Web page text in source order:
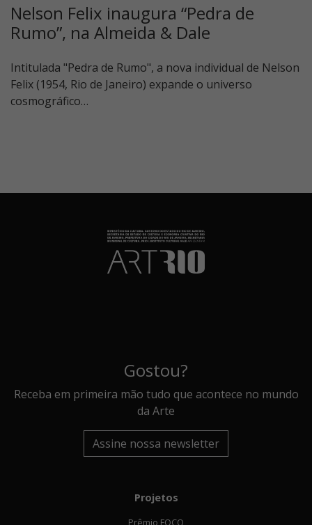
Nelson Felix inaugura “Pedra de
Rumo”, na Almeida & Dale
Intitulada "Pedra de Rumo", a nova individual de Nelson
Felix (1954, Rio de Janeiro) expande o universo
cosmográfico…
Gostou?
Receba em primeira mão tudo que acontece no mundo
da Arte
Assine nossa newsletter
Projetos
Prêmio FOCO